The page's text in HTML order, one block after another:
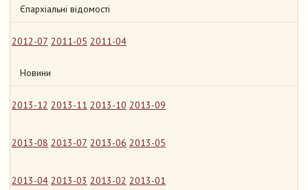
Єпархіальні відомості
2012-07 2011-05 2011-04
Новини
2013-12 2013-11 2013-10 2013-09
2013-08 2013-07 2013-06 2013-05
2013-04 2013-03 2013-02 2013-01